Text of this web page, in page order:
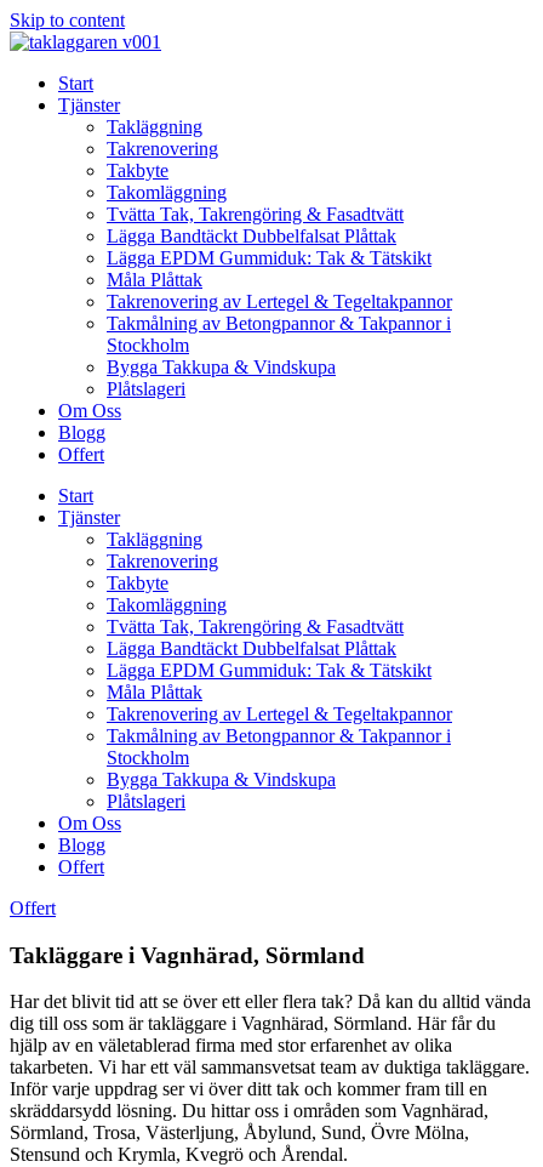
Skip to content
Start
Tjänster
Takläggning
Takrenovering
Takbyte
Takomläggning
Tvätta Tak, Takrengöring & Fasadtvätt
Lägga Bandtäckt Dubbelfalsat Plåttak
Lägga EPDM Gummiduk: Tak & Tätskikt
Måla Plåttak
Takrenovering av Lertegel & Tegeltakpannor
Takmålning av Betongpannor & Takpannor i
Stockholm
Bygga Takkupa & Vindskupa
Plåtslageri
Om Oss
Blogg
Offert
Start
Tjänster
Takläggning
Takrenovering
Takbyte
Takomläggning
Tvätta Tak, Takrengöring & Fasadtvätt
Lägga Bandtäckt Dubbelfalsat Plåttak
Lägga EPDM Gummiduk: Tak & Tätskikt
Måla Plåttak
Takrenovering av Lertegel & Tegeltakpannor
Takmålning av Betongpannor & Takpannor i
Stockholm
Bygga Takkupa & Vindskupa
Plåtslageri
Om Oss
Blogg
Offert
Offert
Takläggare i Vagnhärad, Sörmland
Har det blivit tid att se över ett eller flera tak? Då kan du alltid vända
dig till oss som är takläggare i Vagnhärad, Sörmland. Här får du
hjälp av en väletablerad firma med stor erfarenhet av olika
takarbeten. Vi har ett väl sammansvetsat team av duktiga takläggare.
Inför varje uppdrag ser vi över ditt tak och kommer fram till en
skräddarsydd lösning. Du hittar oss i områden som Vagnhärad,
Sörmland, Trosa, Västerljung, Åbylund, Sund, Övre Mölna,
Stensund och Krymla, Kvegrö och Årendal.